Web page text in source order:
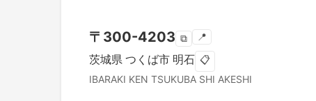
〒 300-4203 ⧉ 📍
茨城県 つくば市 明石 📋
IBARAKI KEN TSUKUBA SHI AKESHI